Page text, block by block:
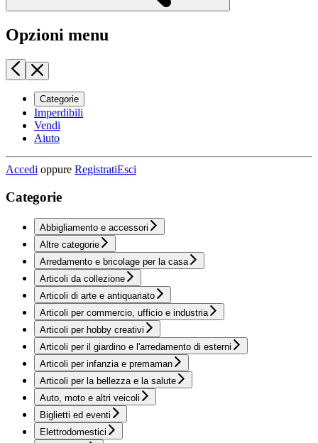
Opzioni menu
Categorie
Imperdibili
Vendi
Aiuto
Accedi oppure RegistratiEsci
Categorie
Abbigliamento e accessori
Altre categorie
Arredamento e bricolage per la casa
Articoli da collezione
Articoli di arte e antiquariato
Articoli per commercio, ufficio e industria
Articoli per hobby creativi
Articoli per il giardino e l'arredamento di esterni
Articoli per infanzia e premaman
Articoli per la bellezza e la salute
Auto, moto e altri veicoli
Biglietti ed eventi
Elettrodomestici